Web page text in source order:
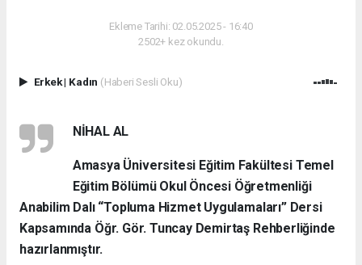
Ekleme Tarihi: 02.05.2025 - 16:40
2502+ kez okundu.
Erkek| Kadın (Haberi Sesli Oku)
NİHAL AL
Amasya Üniversitesi Eğitim Fakültesi Temel
Eğitim Bölümü Okul Öncesi Öğretmenliği
Anabilim Dalı “Topluma Hizmet Uygulamaları” Dersi
Kapsamında Öğr. Gör. Tuncay Demirtaş Rehberliğinde
hazırlanmıştır.